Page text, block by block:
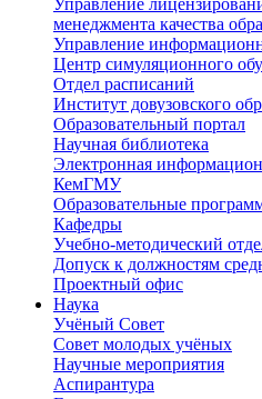
Управление
менеджмента качества
Управление
Центр симуляционного
Отдел расписаний
Институт довузовского
Образовательный портал
Научная библиотека
Электронная
КемГМУ
Образовательные
Кафедры
Учебно-методический
Допуск к должностям
Проектный офис
Наука
Учёный Cовет
Совет молодых учёных
Научные мероприятия
Аспирантура